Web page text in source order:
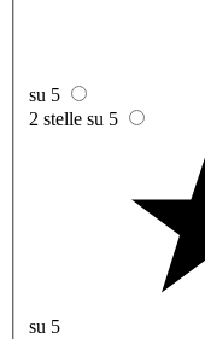
su 5
2 stelle su 5
su 5